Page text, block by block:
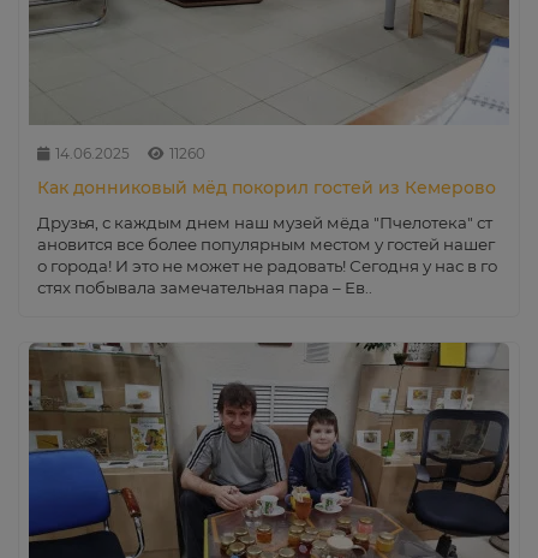
14.06.2025 11260
Как донниковый мёд покорил гостей из Кемерово
Друзья, с каждым днем наш музей мёда "Пчелотека" ст
ановится все более популярным местом у гостей нашег
о города! И это не может не радовать! Сегодня у нас в го
стях побывала замечательная пара – Ев..